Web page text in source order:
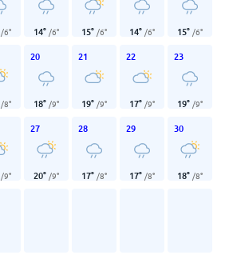
/6° 14° /6° 15° /6° 14° /6° 15° /6°
/8°
20
18° /9°
21
19° /9°
22
17° /9°
23
19° /9°
/9°
27
20° /9°
28
17° /8°
29
17° /8°
30
18° /8°